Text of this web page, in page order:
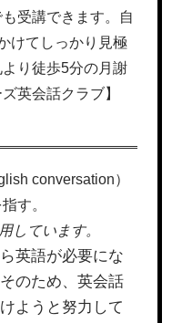
受講できます。自
けてしっかり見極
り徒歩5分の月謝
英会話クラブ】
conversation）
す。
しています。
英語が必要にな
のため、英会話
ようと努力して